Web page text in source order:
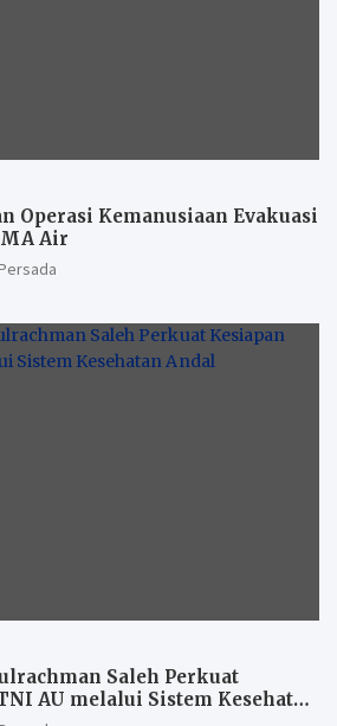
Operasi Kemanusiaan Evakuasi
Air
Saleh Perkuat
AU melalui Sistem Kesehatan